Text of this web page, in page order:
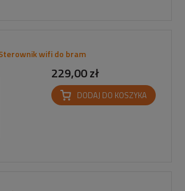
wifi do bram
229,00 zł
DODAJ DO KOSZYKA